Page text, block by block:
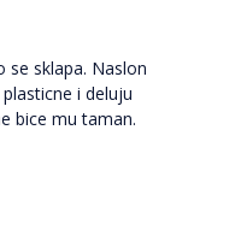
se sklapa. Naslon
i deluju
bice mu taman.